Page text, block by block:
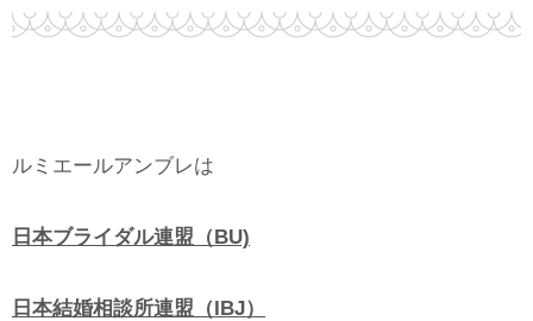
ルミエールアンブレは
日本ブライダル連盟（BU)
日本結婚相談所連盟（IBJ）